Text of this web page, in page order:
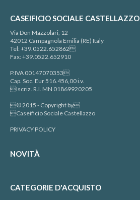
CASEIFICIO SOCIALE CASTELLAZZO
Via Don Mazzolari, 12
42012 Campagnola Emilia (RE) Italy
Tel: +39.0522.652862
Fax: +39.0522.652910
P.IVA 00147070353
Cap. Soc. Eur 516.456,00 i.v.
Iscriz. R.I. MN 01869920205
© 2015 - Copyright by
Caseificio Sociale Castellazzo
PRIVACY POLICY
NOVITÀ
CATEGORIE D'ACQUISTO